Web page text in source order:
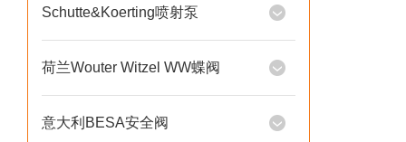
Schutte&Koerting喷射泵
荷兰Wouter Witzel WW蝶阀
意大利BESA安全阀